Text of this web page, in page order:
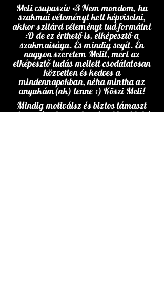
Meli csupaszív <3 Nem mondom, ha
szakmai véleményt kell képviselni,
akkor szilárd véleményt tud formálni
:D de ez érthető is, elképesztő a
szakmaisága. És mindig segít. Én
nagyon szeretem Melit, mert az
elképesztő tudás mellett csodálatosan
közvetlen és kedves a
mindennapokban, néha mintha az
anyukám(nk) lenne :) Köszi Meli!
Mindig motiválsz és biztos támaszt
adsz a végtelen szakmai tudásoddal és